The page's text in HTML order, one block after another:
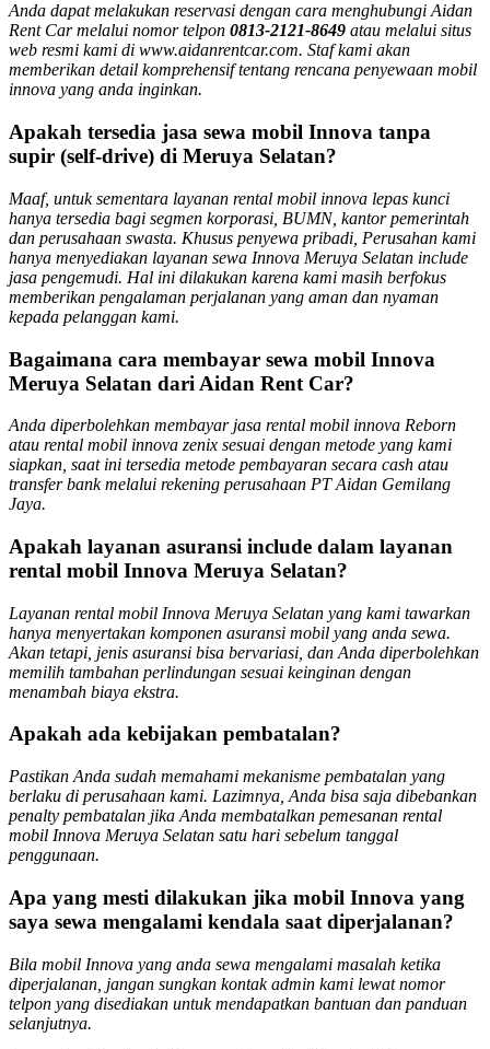
Anda dapat melakukan reservasi dengan cara menghubungi Aidan
Rent Car melalui nomor telpon 0813-2121-8649 atau melalui situs
web resmi kami di www.aidanrentcar.com. Staf kami akan
memberikan detail komprehensif tentang rencana penyewaan mobil
innova yang anda inginkan.
Apakah tersedia jasa sewa mobil Innova tanpa
supir (self-drive) di Meruya Selatan?
Maaf, untuk sementara layanan rental mobil innova lepas kunci
hanya tersedia bagi segmen korporasi, BUMN, kantor pemerintah
dan perusahaan swasta. Khusus penyewa pribadi, Perusahan kami
hanya menyediakan layanan sewa Innova Meruya Selatan include
jasa pengemudi. Hal ini dilakukan karena kami masih berfokus
memberikan pengalaman perjalanan yang aman dan nyaman
kepada pelanggan kami.
Bagaimana cara membayar sewa mobil Innova
Meruya Selatan dari Aidan Rent Car?
Anda diperbolehkan membayar jasa rental mobil innova Reborn
atau rental mobil innova zenix sesuai dengan metode yang kami
siapkan, saat ini tersedia metode pembayaran secara cash atau
transfer bank melalui rekening perusahaan PT Aidan Gemilang
Jaya.
Apakah layanan asuransi include dalam layanan
rental mobil Innova Meruya Selatan?
Layanan rental mobil Innova Meruya Selatan yang kami tawarkan
hanya menyertakan komponen asuransi mobil yang anda sewa.
Akan tetapi, jenis asuransi bisa bervariasi, dan Anda diperbolehkan
memilih tambahan perlindungan sesuai keinginan dengan
menambah biaya ekstra.
Apakah ada kebijakan pembatalan?
Pastikan Anda sudah memahami mekanisme pembatalan yang
berlaku di perusahaan kami. Lazimnya, Anda bisa saja dibebankan
penalty pembatalan jika Anda membatalkan pemesanan rental
mobil Innova Meruya Selatan satu hari sebelum tanggal
penggunaan.
Apa yang mesti dilakukan jika mobil Innova yang
saya sewa mengalami kendala saat diperjalanan?
Bila mobil Innova yang anda sewa mengalami masalah ketika
diperjalanan, jangan sungkan kontak admin kami lewat nomor
telpon yang disediakan untuk mendapatkan bantuan dan panduan
selanjutnya.